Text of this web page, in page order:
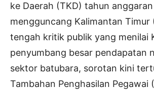
ke Daerah (TKD) tahun
mengguncang Kalimantan Timur
tengah kritik publik yang menilai
penyumbang besar pendapatan
sektor batubara, sorotan kini
Tambahan Penghasilan Pegawai